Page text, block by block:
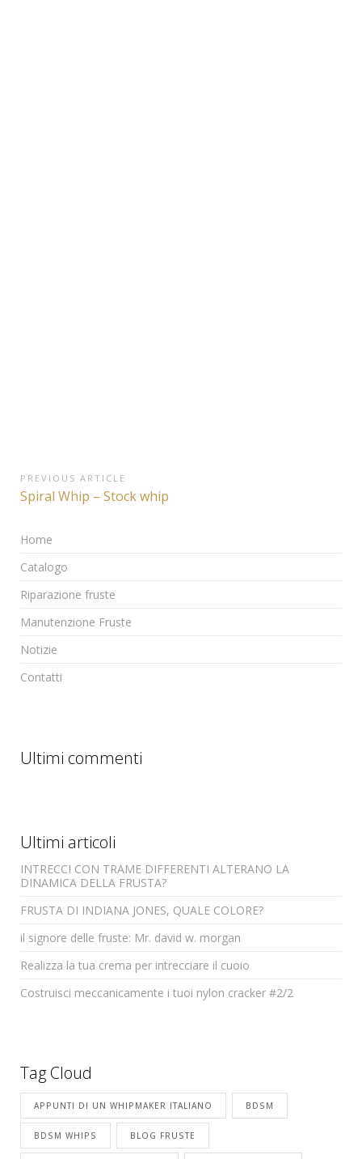
Navigazione
articoli
PREVIOUS ARTICLE
Previous
Spiral Whip – Stock whip
Home
Catalogo
Riparazione fruste
Manutenzione Fruste
Notizie
Contatti
Ultimi commenti
Ultimi articoli
INTRECCI CON TRAME DIFFERENTI ALTERANO LA
DINAMICA DELLA FRUSTA?
FRUSTA DI INDIANA JONES, QUALE COLORE?
il signore delle fruste: Mr. david w. morgan
Realizza la tua crema per intrecciare il cuoio
Costruisci meccanicamente i tuoi nylon cracker #2/2
Tag Cloud
APPUNTI DI UN WHIPMAKER ITALIANO BDSM
BDSM WHIPS BLOG FRUSTE